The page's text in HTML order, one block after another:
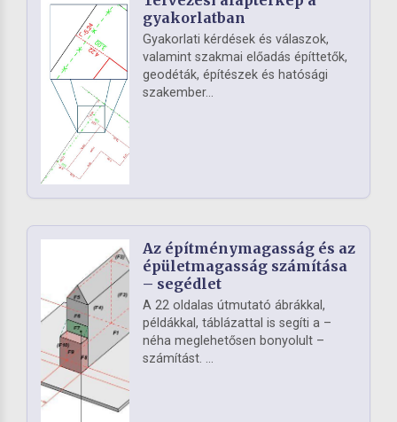
gyakorlatban
Gyakorlati kérdések és válaszok,
valamint szakmai előadás építtetők,
geodéták, építészek és hatósági
szakember...
Az építménymagasság és az
épületmagasság számítása
– segédlet
A 22 oldalas útmutató ábrákkal,
példákkal, táblázattal is segíti a –
néha meglehetősen bonyolult –
számítást. ...